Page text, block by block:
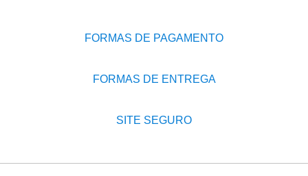
FORMAS DE PAGAMENTO
FORMAS DE ENTREGA
SITE SEGURO